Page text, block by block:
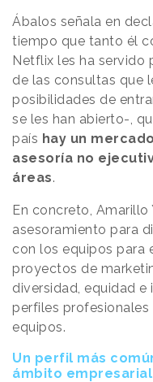
Ábalos señala en
tiempo que tanto él
Netflix les ha servido
de las consultas que
posibilidades de
se les han abierto-,
país hay un
asesoría no
áreas.
En concreto,
asesoramiento para
con los equipos para
proyectos de
diversidad, equidad e
perfiles
equipos.
Un perfil más
ámbito empresarial